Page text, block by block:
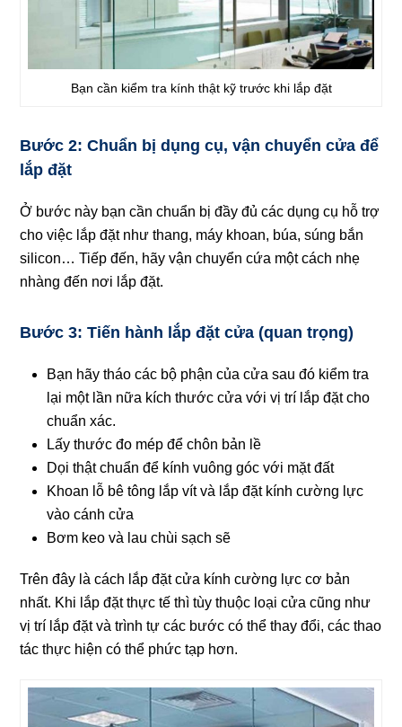
Bạn cần kiểm tra kính thật kỹ trước khi lắp đặt
Bước 2: Chuẩn bị dụng cụ, vận chuyển cửa để
lắp đặt
Ở bước này bạn cần chuẩn bị đầy đủ các dụng cụ hỗ trợ
cho việc lắp đặt như thang, máy khoan, búa, súng bắn
silicon… Tiếp đến, hãy vận chuyển cứa một cách nhẹ
nhàng đến nơi lắp đặt.
Bước 3: Tiến hành lắp đặt cửa (quan trọng)
Bạn hãy tháo các bộ phận của cửa sau đó kiểm tra
lại một lần nữa kích thước cửa với vị trí lắp đặt cho
chuẩn xác.
Lấy thước đo mép để chôn bản lề
Dọi thật chuẩn để kính vuông góc với mặt đất
Khoan lỗ bê tông lắp vít và lắp đặt kính cường lực
vào cánh cửa
Bơm keo và lau chùi sạch sẽ
Trên đây là cách lắp đặt cửa kính cường lực cơ bản
nhất. Khi lắp đặt thực tế thì tùy thuộc loại cửa cũng như
vị trí lắp đặt và trình tự các bước có thể thay đổi, các thao
tác thực hiện có thể phức tạp hơn.